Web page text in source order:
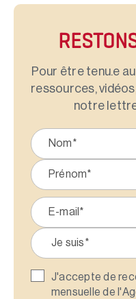
Pour être tenu.e
ressources,
notre
J'accepte de
mensuelle de